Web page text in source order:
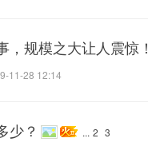
，规模之大让人震惊！
11-28 12:14
少？ ... 2 3